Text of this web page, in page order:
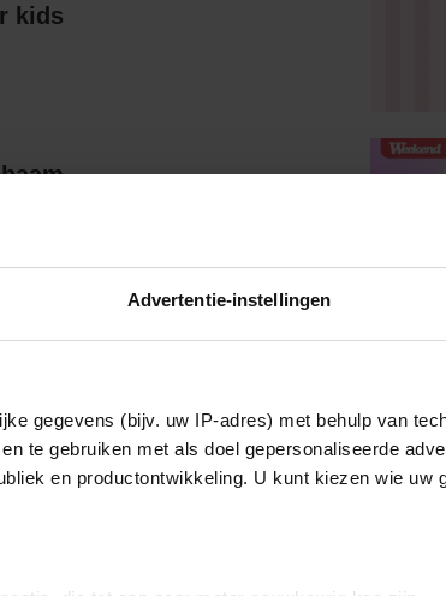
Advertentie-instellingen
gegevens (bijv. uw IP-adres) met behulp van
te gebruiken met als doel gepersonaliseerde
en productontwikkeling. U kunt kiezen wie uw
haar kids
hartklachten